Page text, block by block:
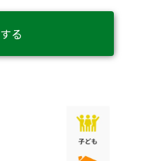
る